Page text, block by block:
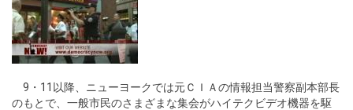
9・11以降、ニューヨークでは元ＣＩＡの情報担当警察副本部長
のもとで、一般市民のさまざまな集会がハイテクビデオ機器を駆